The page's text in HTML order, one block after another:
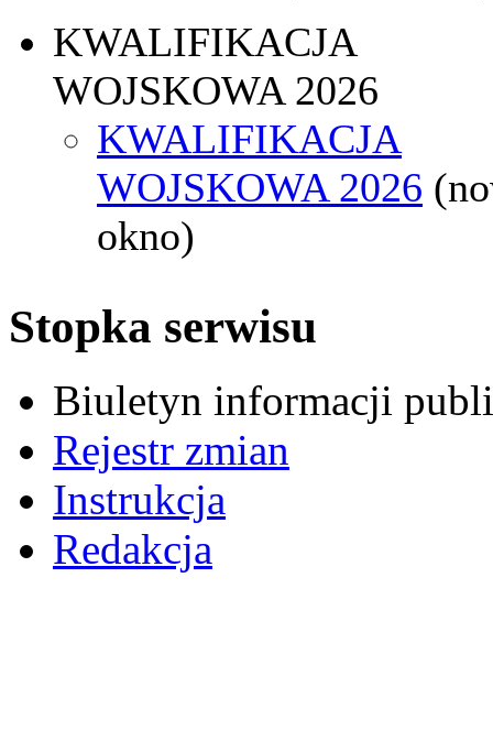
KWALIFIKACJA
WOJSKOWA 2026
KWALIFIKACJA
WOJSKOWA 2026
okno)
Stopka serwisu
Biuletyn informacji
Rejestr zmian
Instrukcja
Redakcja